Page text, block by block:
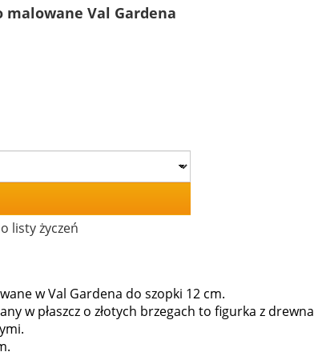
malowane Val Gardena
listy życzeń
w Val Gardena do szopki 12 cm.
w płaszcz o złotych brzegach to figurka z drewna